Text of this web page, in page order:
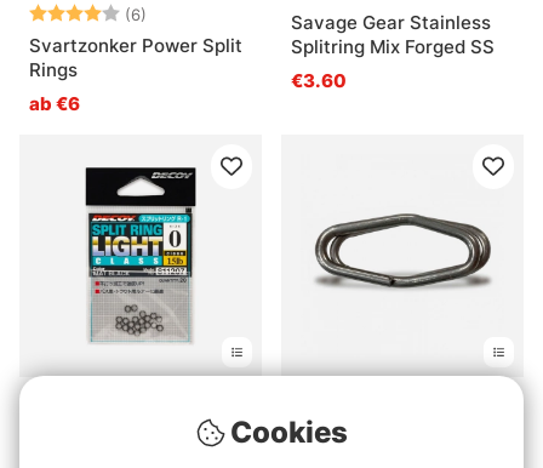
Bewertung:(6)
4.0 von 5 Sternen
Svartzonker Power Split
Rings
ab €6
Savage Gear Stainless
Splitring Mix Forged SS
€3.60
€6
Cookies